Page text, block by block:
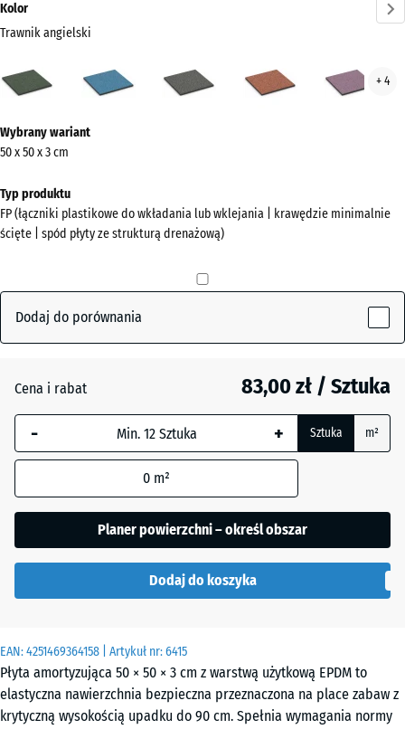
EAN:4251469364158 | Artykuł nr:6415
Płyta amortyzująca 50 × 50 × 3 cm z warstwą użytkową EPDM to
elastyczna nawierzchnia bezpieczna przeznaczona na place zabaw z
krytyczną wysokością upadku do 90 cm. Spełnia wymagania normy
Kolor
Trawnik angielski
angielski
granit
+ 4
informacji
o
kolorach?
Pokaż
paletę
angielski(active)
Atlantyk
Ciemnoszary
- 7,90 zł
Rattan
Wybrany wariant
50 x 50 x 3 cm
Typ produktu
FP (łączniki plastikowe do wkładania lub wklejania | krawędzie minimalnie
ścięte | spód płyty ze strukturą drenażową)
Dodaj do porównania
Cena i rabat 83,00 zł / Sztuka
- + Sztuka m²
0 m²
Planer powierzchni – określ obszar
Dodaj do koszyka